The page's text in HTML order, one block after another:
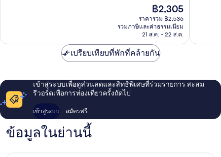
ราคา
ปัจจุบัน
คือ
฿2,305
฿2,305
ราคารวม ฿2,536
รวมภาษีและค่าธรรมเนียม
21 ส.ค. - 22 ส.ค.
เปรียบเทียบที่พักที่คล้ายกัน
เข้าสู่ระบบเพื่อดูส่วนลดและสิทธิพิเศษที่ร่วมรายการ สะสม
รีวอร์ดเพื่อการท่องเที่ยวครั้งถัดไป
เข้าสู่ระบบ สมัครฟรี
ข้อมูลในย่านนี้